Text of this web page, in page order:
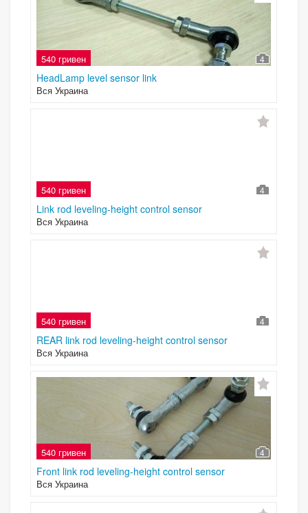
540 гривен 4
HeadLamp level sensor link
Вся Украина
540 гривен 4
Link rod leveling-height control sensor
Вся Украина
540 гривен 4
REAR link rod leveling-height control sensor
Вся Украина
540 гривен 4
Front link rod leveling-height control sensor
Вся Украина